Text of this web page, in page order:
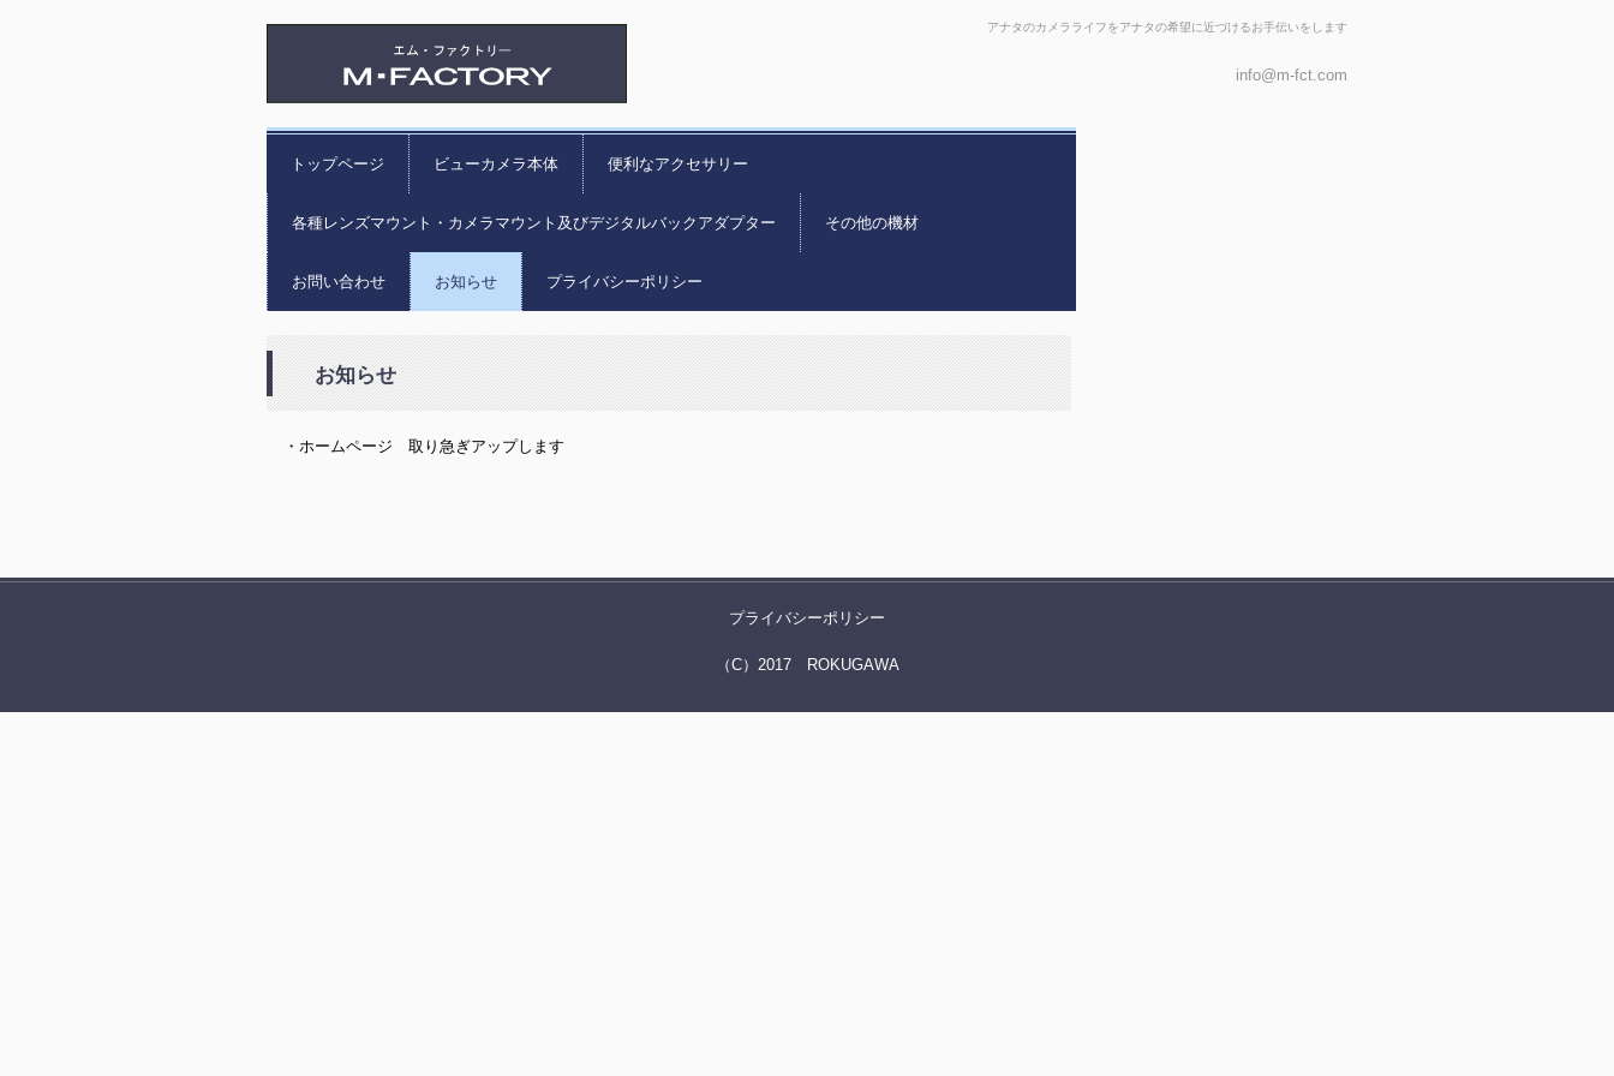
アナタのカメラライフをアナタの希望に近づけるお手伝いをします
info@m-fct.com
トップページ ビューカメラ本体 便利なアクセサリー
各種レンズマウント・カメラマウント及びデジタルバックアダプター その他の機材
お問い合わせ お知らせ プライバシーポリシー
お知らせ
・ホームページ 取り急ぎアップします
プライバシーポリシー
（C）2017 ROKUGAWA